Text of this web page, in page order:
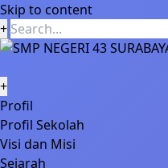
Skip to content
+
+
Profil
Profil Sekolah
Visi dan Misi
Sejarah